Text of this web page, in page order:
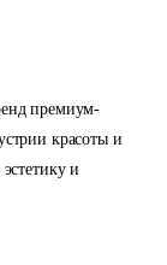
премиум-
красоты и
и